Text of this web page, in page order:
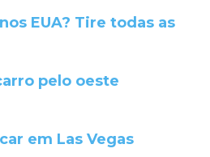
EUA? Tire todas as
pelo oeste
em Las Vegas